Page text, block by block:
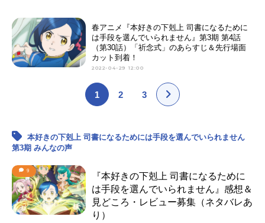
春アニメ『本好きの下剋上 司書になるために
は手段を選んでいられません』第3期 第4話
（第30話）「祈念式」のあらすじ＆先行場面
カット到着！
2022-04-29 12:00
1 2 3
本好きの下剋上 司書になるためには手段を選んでいられません
第3期 みんなの声
9
『本好きの下剋上 司書になるために
は手段を選んでいられません』感想＆
見どころ・レビュー募集（ネタバレあ
り）